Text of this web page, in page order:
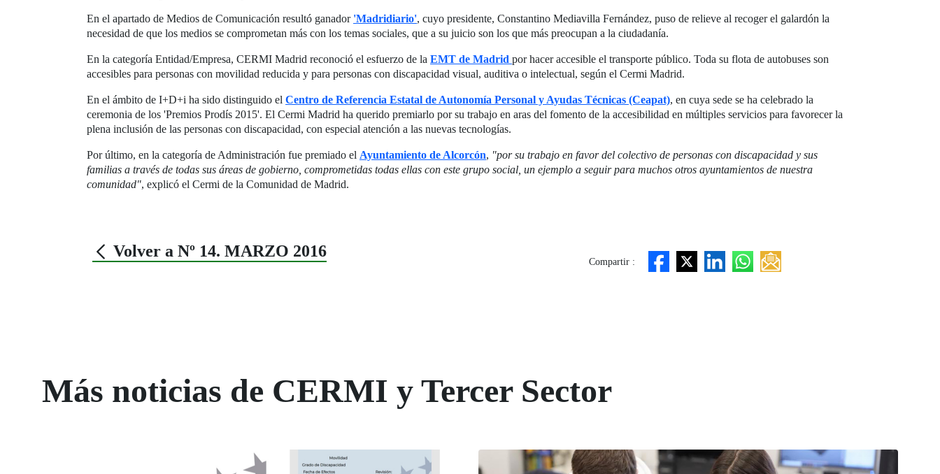
En el apartado de Medios de Comunicación resultó ganador 'Madridiario', cuyo presidente, Constantino Mediavilla Fernández, puso de relieve al recoger el galardón la
necesidad de que los medios se comprometan más con los temas sociales, que a su juicio son los que más preocupan a la ciudadanía.
En la categoría Entidad/Empresa, CERMI Madrid reconoció el esfuerzo de la EMT de Madrid por hacer accesible el transporte público. Toda su flota de autobuses son
accesibles para personas con movilidad reducida y para personas con discapacidad visual, auditiva o intelectual, según el Cermi Madrid.
En el ámbito de I+D+i ha sido distinguido el Centro de Referencia Estatal de Autonomía Personal y Ayudas Técnicas (Ceapat), en cuya sede se ha celebrado la
ceremonia de los 'Premios Prodís 2015'. El Cermi Madrid ha querido premiarlo por su trabajo en aras del fomento de la accesibilidad en múltiples servicios para favorecer la
plena inclusión de las personas con discapacidad, con especial atención a las nuevas tecnologías.
Por último, en la categoría de Administración fue premiado el Ayuntamiento de Alcorcón, "por su trabajo en favor del colectivo de personas con discapacidad y sus
familias a través de todas sus áreas de gobierno, comprometidas todas ellas con este grupo social, un ejemplo a seguir para muchos otros ayuntamientos de nuestra
comunidad", explicó el Cermi de la Comunidad de Madrid.
Volver a Nº 14. MARZO 2016
Compartir :
Más noticias de CERMI y Tercer Sector